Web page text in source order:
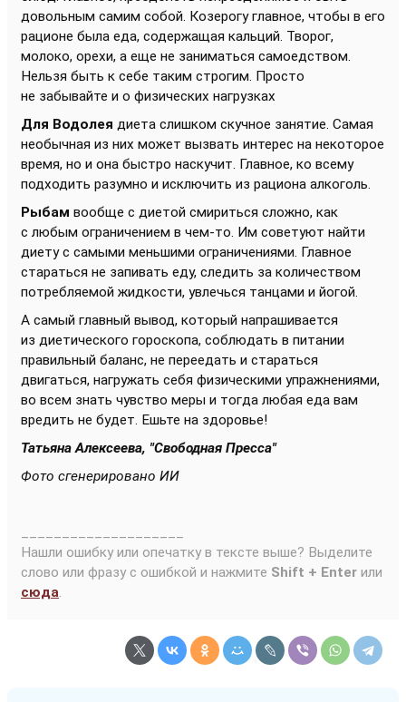
довольным самим собой. Козерогу главное, чтобы в его
рационе была еда, содержащая кальций. Творог,
молоко, орехи, а еще не заниматься самоедством.
Нельзя быть к себе таким строгим. Просто
не забывайте и о физических нагрузках
Для Водолея диета слишком скучное занятие. Самая
необычная из них может вызвать интерес на некоторое
время, но и она быстро наскучит. Главное, ко всему
подходить разумно и исключить из рациона алкоголь.
Рыбам вообще с диетой смириться сложно, как
с любым ограничением в чем-то. Им советуют найти
диету с самыми меньшими ограничениями. Главное
стараться не запивать еду, следить за количеством
потребляемой жидкости, увлечься танцами и йогой.
А самый главный вывод, который напрашивается
из диетического гороскопа, соблюдать в питании
правильный баланс, не переедать и стараться
двигаться, нагружать себя физическими упражнениями,
во всем знать чувство меры и тогда любая еда вам
вредить не будет. Ешьте на здоровье!
Татьяна Алексеева, "Свободная Пресса"
Фото сгенерировано ИИ
Нашли ошибку или опечатку в тексте выше? Выделите
слово или фразу с ошибкой и нажмите Shift + Enter или
сюда.